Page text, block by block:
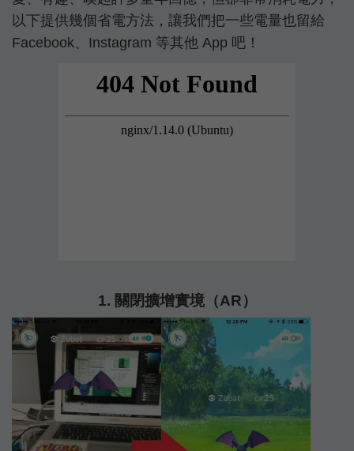
以下提供幾個省電方法，讓我們把一些電量也留給
Facebook、Instagram 等其他 App 吧！
1. 關閉擴增實境（AR）